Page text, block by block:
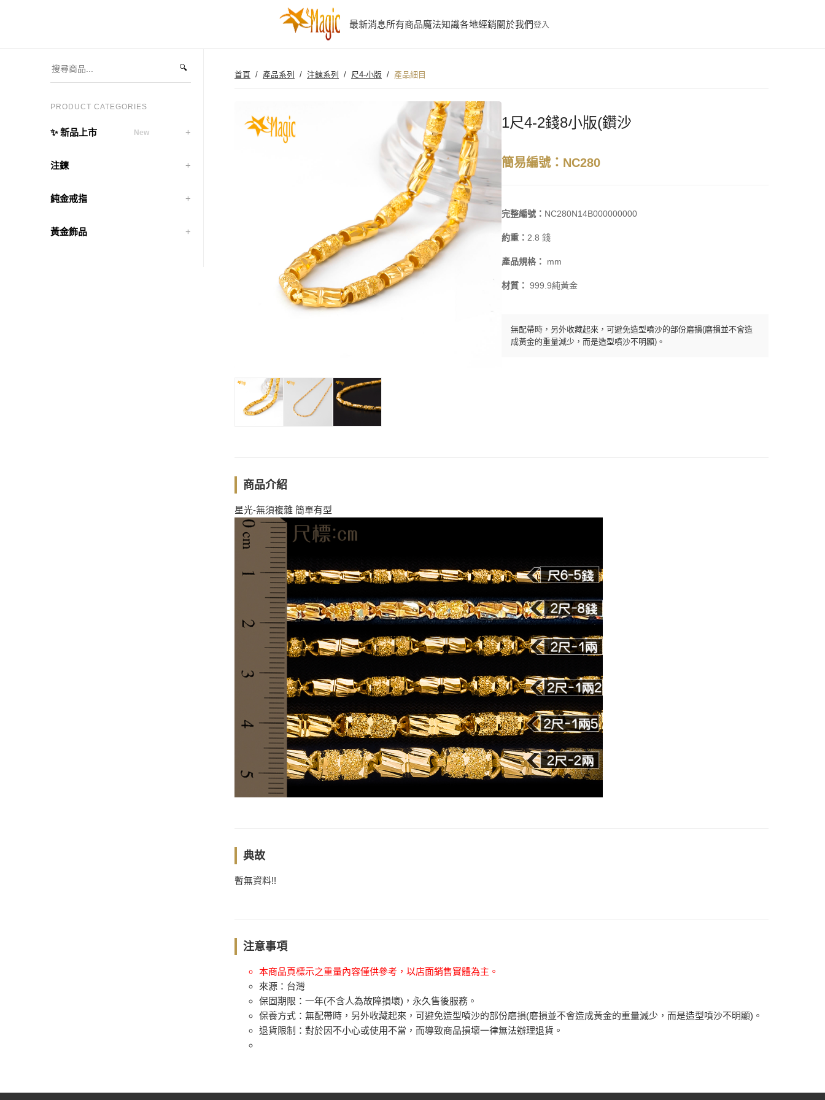
最新消息所有商品魔法知識各地經銷關於我們登入
🔍
PRODUCT CATEGORIES
✨ 新品上市 New
注鍊
純金戒指
黃金飾品
首頁 / 產品系列 / 注鍊系列 / 尺4-小版 / 產品細目
1尺4-2錢8小版(鑽沙
簡易編號：NC280
完整編號： NC280N14B000000000
約重： 2.8 錢
產品規格： mm
材質： 999.9純黃金
無配帶時，另外收藏起來，可避免造型噴沙的部份磨損(磨損並不會造
成黃金的重量減少，而是造型噴沙不明顯)。
商品介紹
星光-無須複雜 簡單有型
典故
暫無資料!!
注意事項
本商品頁標示之重量內容僅供參考，以店面銷售實體為主。
來源：台灣
保固期限：一年(不含人為故障損壞)，永久售後服務。
保養方式：無配帶時，另外收藏起來，可避免造型噴沙的部份磨損(磨損並不會造成黃金的重量減少，而是造型噴沙不明顯)。
退貨限制：對於因不小心或使用不當，而導致商品損壞一律無法辦理退貨。